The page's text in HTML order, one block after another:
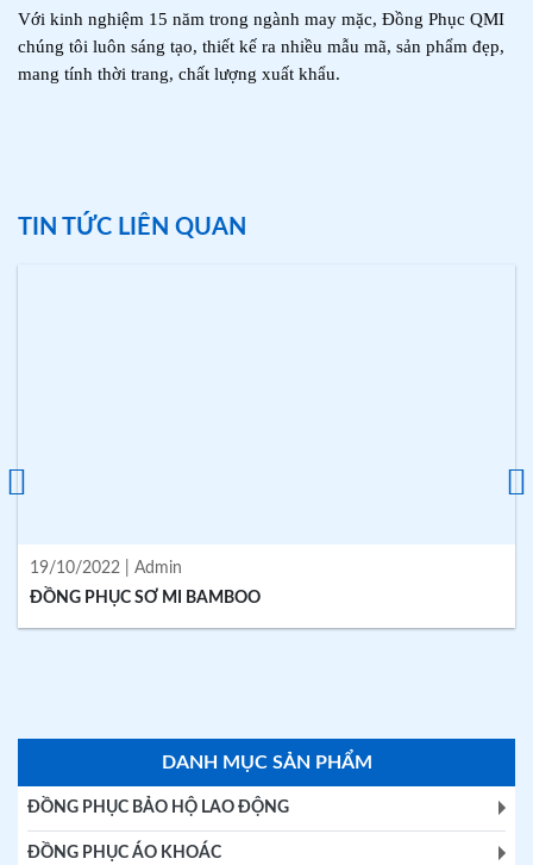
Với kinh nghiệm 15 năm trong ngành may mặc, Đồng Phục QMI
chúng tôi luôn sáng tạo, thiết kế ra nhiều mẫu mã, sản phẩm đẹp,
mang tính thời trang, chất lượng xuất khẩu.
TIN TỨC LIÊN QUAN
19/10/2022 | Admin
ĐỒNG PHỤC SƠ MI BAMBOO
DANH MỤC SẢN PHẨM
ĐỒNG PHỤC BẢO HỘ LAO ĐỘNG
ĐỒNG PHỤC ÁO KHOÁC